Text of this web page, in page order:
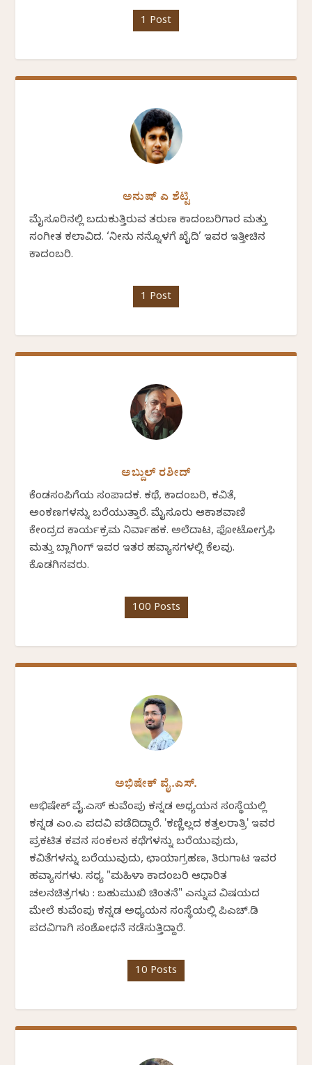
1 Post
ಅನುಷ್ ಎ ಶೆಟ್ಟಿ
ಮೈಸೂರಿನಲ್ಲಿ ಬದುಕುತ್ತಿರುವ ತರುಣ ಕಾದಂಬರಿಗಾರ ಮತ್ತು
ಸಂಗೀತ ಕಲಾವಿದ. ‘ನೀನು ನನ್ನೊಳಗೆ ಖೈದಿ’ ಇವರ ಇತ್ತೀಚಿನ
ಕಾದಂಬರಿ.
1 Post
ಅಬ್ದುಲ್ ರಶೀದ್
ಕೆಂಡಸಂಪಿಗೆಯ ಸಂಪಾದಕ. ಕಥೆ, ಕಾದಂಬರಿ, ಕವಿತೆ,
ಅಂಕಣಗಳನ್ನು ಬರೆಯುತ್ತಾರೆ. ಮೈಸೂರು ಆಕಾಶವಾಣಿ
ಕೇಂದ್ರದ ಕಾರ್ಯಕ್ರಮ ನಿರ್ವಾಹಕ. ಅಲೆದಾಟ, ಫೋಟೋಗ್ರಫಿ
ಮತ್ತು ಬ್ಲಾಗಿಂಗ್ ಇವರ ಇತರ ಹವ್ಯಾಸಗಳಲ್ಲಿ ಕೆಲವು.
ಕೊಡಗಿನವರು.
100 Posts
ಅಭಿಷೇಕ್ ವೈ.ಎಸ್.
ಅಭಿಷೇಕ್ ವೈ.ಎಸ್ ಕುವೆಂಪು ಕನ್ನಡ ಅಧ್ಯಯನ ಸಂಸ್ಥೆಯಲ್ಲಿ
ಕನ್ನಡ ಎಂ.ಎ ಪದವಿ ಪಡೆದಿದ್ದಾರೆ. 'ಕಣ್ಣಿಲ್ಲದ ಕತ್ತಲರಾತ್ರಿ' ಇವರ
ಪ್ರಕಟಿತ ಕವನ ಸಂಕಲನ ಕಥೆಗಳನ್ನು ಬರೆಯುವುದು,
ಕವಿತೆಗಳನ್ನು ಬರೆಯುವುದು, ಛಾಯಾಗ್ರಹಣ, ತಿರುಗಾಟ ಇವರ
ಹವ್ಯಾಸಗಳು. ಸಧ್ಯ "ಮಹಿಳಾ ಕಾದಂಬರಿ ಆಧಾರಿತ
ಚಲನಚಿತ್ರಗಳು : ಬಹುಮುಖಿ ಚಿಂತನೆ" ಎನ್ನುವ ವಿಷಯದ
ಮೇಲೆ ಕುವೆಂಪು ಕನ್ನಡ ಅಧ್ಯಯನ ಸಂಸ್ಥೆಯಲ್ಲಿ ಪಿಎಚ್.ಡಿ
ಪದವಿಗಾಗಿ ಸಂಶೋಧನೆ ನಡೆಸುತ್ತಿದ್ದಾರೆ.
10 Posts